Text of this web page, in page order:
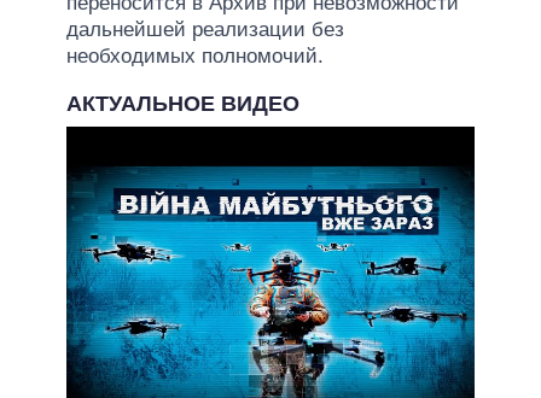
дальнейшей реализации без
необходимых полномочий.
АКТУАЛЬНОЕ ВИДЕО